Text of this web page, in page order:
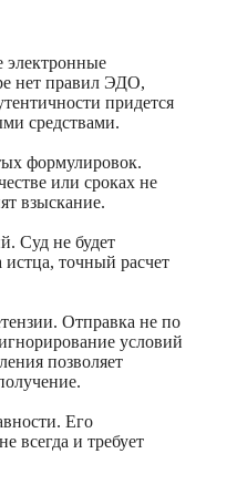
электронные
нет правил ЭДО,
придется
средствами.
формулировок.
или сроках не
взыскание.
Суд не будет
истца, точный расчет
Отправка не по
условий
позволяет
Его
всегда и требует